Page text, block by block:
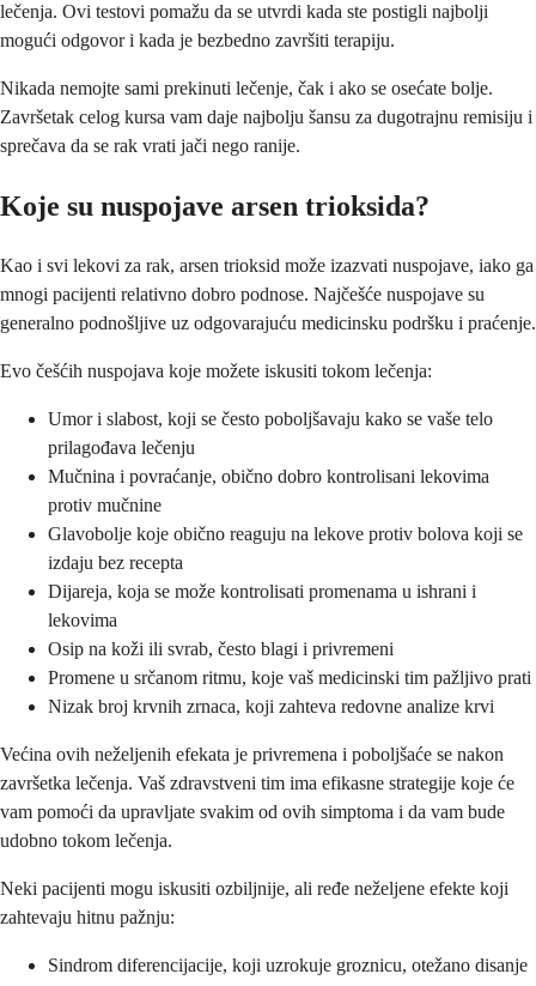
lečenja. Ovi testovi pomažu da se utvrdi kada ste postigli najbolji
mogući odgovor i kada je bezbedno završiti terapiju.
Nikada nemojte sami prekinuti lečenje, čak i ako se osećate bolje.
Završetak celog kursa vam daje najbolju šansu za dugotrajnu remisiju i
sprečava da se rak vrati jači nego ranije.
Koje su nuspojave arsen trioksida?
Kao i svi lekovi za rak, arsen trioksid može izazvati nuspojave, iako ga
mnogi pacijenti relativno dobro podnose. Najčešće nuspojave su
generalno podnošljive uz odgovarajuću medicinsku podršku i praćenje.
Evo češćih nuspojava koje možete iskusiti tokom lečenja:
Umоr i slabost, koji se često poboljšavaju kako se vaše telo
prilagođava lečenju
Mučnina i povraćanje, obično dobro kontrolisani lekovima
protiv mučnine
Glavobolje koje obično reaguju na lekove protiv bolova koji se
izdaju bez recepta
Dijareja, koja se može kontrolisati promenama u ishrani i
lekovima
Osip na koži ili svrab, često blagi i privremeni
Promene u srčanom ritmu, koje vaš medicinski tim pažljivo prati
Nizak broj krvnih zrnaca, koji zahteva redovne analize krvi
Većina ovih neželjenih efekata je privremena i poboljšaće se nakon
završetka lečenja. Vaš zdravstveni tim ima efikasne strategije koje će
vam pomoći da upravljate svakim od ovih simptoma i da vam bude
udobno tokom lečenja.
Neki pacijenti mogu iskusiti ozbiljnije, ali ređe neželjene efekte koji
zahtevaju hitnu pažnju:
Sindrom diferencijacije, koji uzrokuje groznicu, otežano disanje